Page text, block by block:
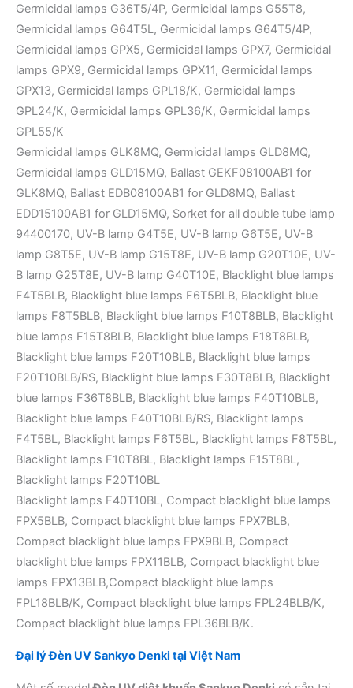
Germicidal lamps G36T5/4P, Germicidal lamps G55T8,
Germicidal lamps G64T5L, Germicidal lamps G64T5/4P,
Germicidal lamps GPX5, Germicidal lamps GPX7, Germicidal
lamps GPX9, Germicidal lamps GPX11, Germicidal lamps
GPX13, Germicidal lamps GPL18/K, Germicidal lamps
GPL24/K, Germicidal lamps GPL36/K, Germicidal lamps
GPL55/K
Germicidal lamps GLK8MQ, Germicidal lamps GLD8MQ,
Germicidal lamps GLD15MQ, Ballast GEKF08100AB1 for
GLK8MQ, Ballast EDB08100AB1 for GLD8MQ, Ballast
EDD15100AB1 for GLD15MQ, Sorket for all double tube lamp
94400170, UV-B lamp G4T5E, UV-B lamp G6T5E, UV-B
lamp G8T5E, UV-B lamp G15T8E, UV-B lamp G20T10E, UV-
B lamp G25T8E, UV-B lamp G40T10E, Blacklight blue lamps
F4T5BLB, Blacklight blue lamps F6T5BLB, Blacklight blue
lamps F8T5BLB, Blacklight blue lamps F10T8BLB, Blacklight
blue lamps F15T8BLB, Blacklight blue lamps F18T8BLB,
Blacklight blue lamps F20T10BLB, Blacklight blue lamps
F20T10BLB/RS, Blacklight blue lamps F30T8BLB, Blacklight
blue lamps F36T8BLB, Blacklight blue lamps F40T10BLB,
Blacklight blue lamps F40T10BLB/RS, Blacklight lamps
F4T5BL, Blacklight lamps F6T5BL, Blacklight lamps F8T5BL,
Blacklight lamps F10T8BL, Blacklight lamps F15T8BL,
Blacklight lamps F20T10BL
Blacklight lamps F40T10BL, Compact blacklight blue lamps
FPX5BLB, Compact blacklight blue lamps FPX7BLB,
Compact blacklight blue lamps FPX9BLB, Compact
blacklight blue lamps FPX11BLB, Compact blacklight blue
lamps FPX13BLB,Compact blacklight blue lamps
FPL18BLB/K, Compact blacklight blue lamps FPL24BLB/K,
Compact blacklight blue lamps FPL36BLB/K.
Đại lý Đèn UVSankyo Denki tại Việt Nam